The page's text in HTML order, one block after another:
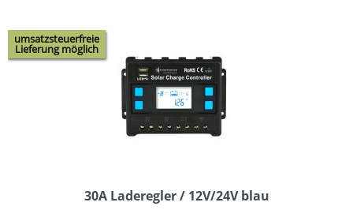
umsatzsteuerfreie
Lieferung möglich
30A Laderegler / 12V/24V blau